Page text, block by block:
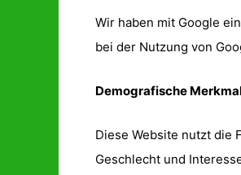
Wir haben mit Google
bei der Nutzung von
Demografische
Diese Website nutzt die
Geschlecht und